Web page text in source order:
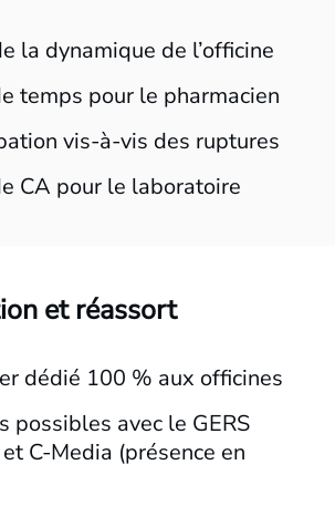
la dynamique de l’officine
temps pour le pharmacien
vis-à-vis des ruptures
CA pour le laboratoire
et réassort
dédié 100 % aux officines
possibles avec le GERS
C-Media (présence en